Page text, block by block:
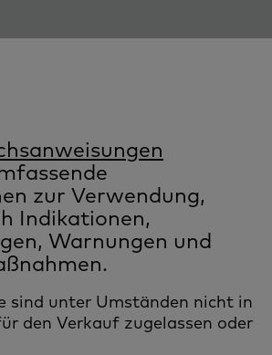
zur Verwendung,
Indikationen,
Warnungen und
sind unter Umständen nicht in
den Verkauf zugelassen oder